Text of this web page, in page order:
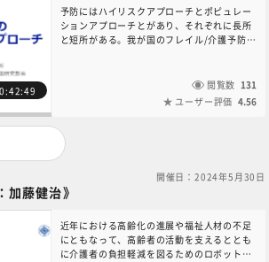
0:42:49
予防にはハイリスクアプローチとポピュレー
ションアプローチとがあり、それぞれに長所
と短所がある。我が国のフレイル/介護予防施
ピュレーションアプローチへと拡張されてき
た。エビデンスが蓄積されて、その重要性が
認識され、「健康日本21（第3次）」など
うになったポピュレーションアプローチの重
要性について説明する。本コンテンツに関す
務局（6nc-educ.jimu@jh.ncgm.go.jp）ま
でご連絡ください。
閲覧数 131
ユーザー評価 4.56
開催日：2024年5月30日
加藤健治》
近年における高齢化の進展や福祉人材の不足
にともなって、高齢者の活動を支えるととも
に介護者の負担軽減を図るためのロボット開